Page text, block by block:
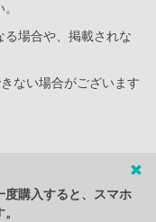
場合や、掲載されな
ない場合がございます
度購入すると、スマホ